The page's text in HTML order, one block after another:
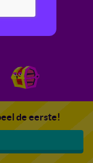
de eerste!